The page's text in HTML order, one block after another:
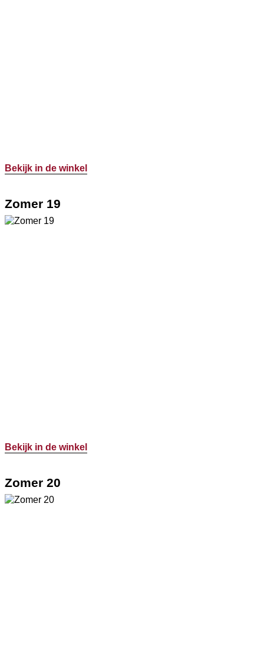
Bekijk in de winkel
Zomer 19
Bekijk in de winkel
Zomer 20